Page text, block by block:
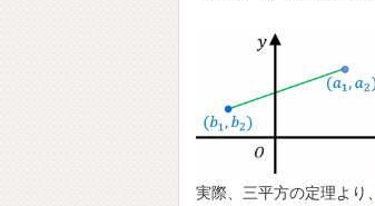
実際、三平方の定理より、